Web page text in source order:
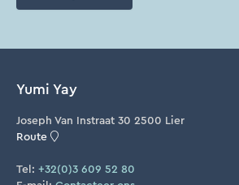
Yumi Yay
Joseph Van Instraat 30 2500 Lier
Route
Tel: +32(0)3 609 52 80